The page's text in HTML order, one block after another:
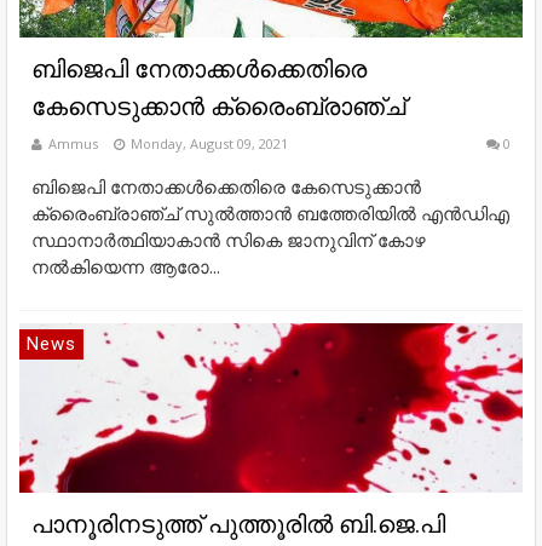
ബിജെപി നേതാക്കള്‍ക്കെതിരെ
കേസെടുക്കാന്‍ ക്രൈംബ്രാഞ്ച്
Ammus Monday, August 09, 2021 0
ബിജെപി നേതാക്കള്‍ക്കെതിരെ കേസെടുക്കാന്‍
ക്രൈംബ്രാഞ്ച് സുൽത്താൻ ബത്തേരിയിൽ എൻഡിഎ
സ്ഥാനാർത്ഥിയാകാൻ സികെ ജാനുവിന് കോഴ
നൽകിയെന്ന ആരോ...
News
പാനൂരിനടുത്ത് പുത്തൂരിൽ ബി.ജെ.പി